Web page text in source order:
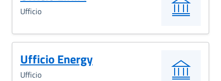
Ufficio
Ufficio Energy
Ufficio